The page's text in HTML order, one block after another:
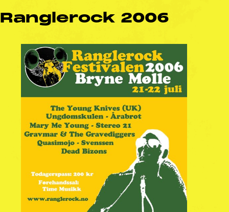
Ranglerock 2006